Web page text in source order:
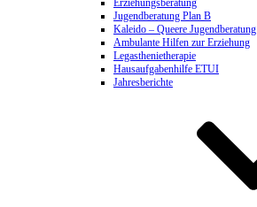
Erziehungsberatung
Jugendberatung Plan B
Kaleido – Queere Jugendberatung
Ambulante Hilfen zur Erziehung
Legasthenietherapie
Hausaufgabenhilfe ETUI
Jahresberichte